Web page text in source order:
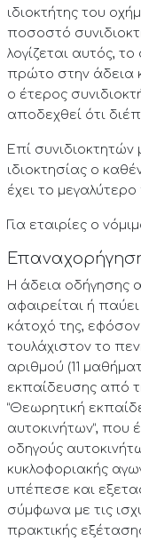
ιδιοκτήτης του
ποσοστό
λογίζεται αυτός,
πρώτο στην άδεια
ο έτερος
αποδεχθεί ότι
Επί
ιδιοκτησίας ο
έχει το
Για εταιρίες ο
Η άδεια οδήγησης
αφαιρείται ή
κάτοχό της,
τουλάχιστον το
αριθμού (11
εκπαίδευσης από
“Θεωρητική
αυτοκινήτων”, που
οδηγούς
κυκλοφοριακής
υπέπεσε και
σύμφωνα με τις
πρακτικής